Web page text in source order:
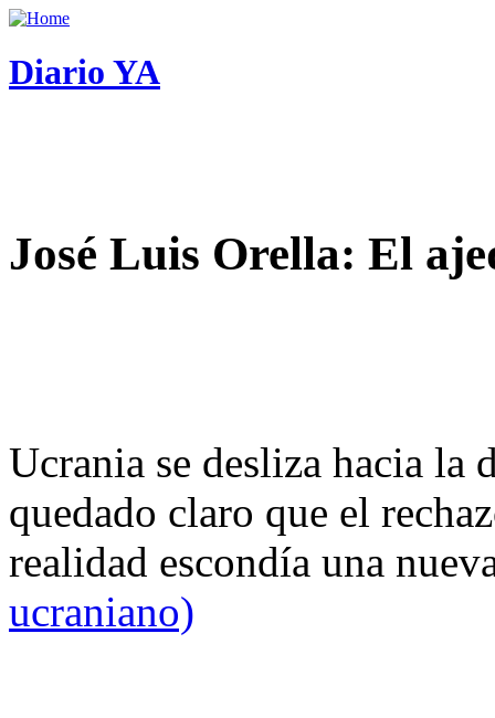
Diario YA
José Luis Orella: El
Ucrania se desliza hacia
quedado claro que el
realidad escondía una
ucraniano)